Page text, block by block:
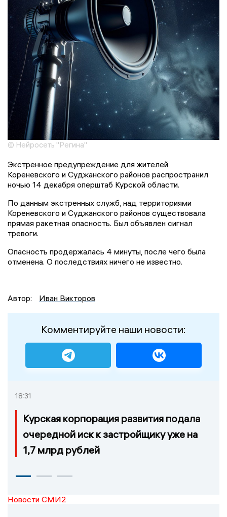
© Нейросеть "Регина"
Экстренное предупреждение для жителей
Кореневского и Суджанского районов распространил
ночью 14 декабря оперштаб Курской области.
По данным экстренных служб, над территориями
Кореневского и Суджанского районов существовала
прямая ракетная опасность. Был объявлен сигнал
тревоги.
Опасность продержалась 4 минуты, после чего была
отменена. О последствиях ничего не известно.
Автор: Иван Викторов
Комментируйте наши новости:
18:31
Курская корпорация развития подала
очередной иск к застройщику уже на
1,7 млрд рублей
Новости СМИ2